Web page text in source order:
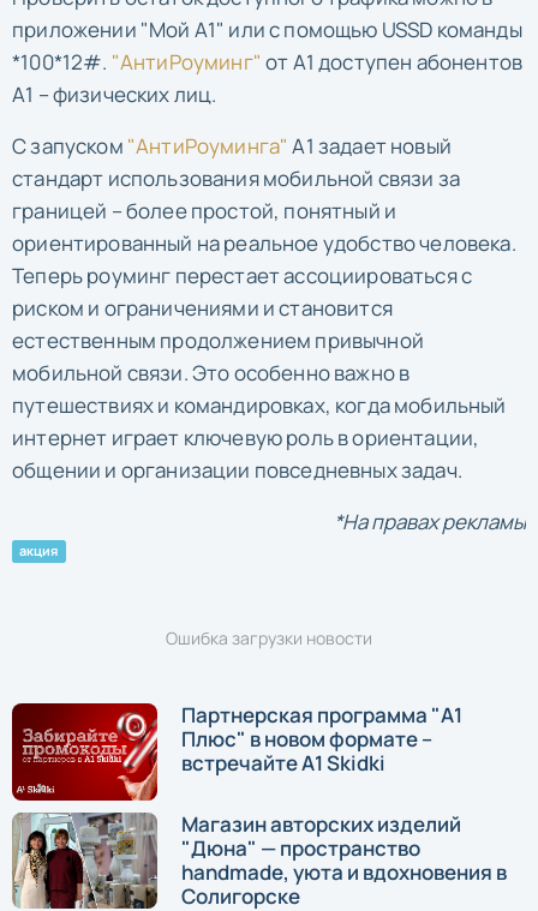
приложении "Мой А1" или с помощью USSD команды
*100*12#. "АнтиРоуминг" от А1 доступен абонентов
А1 – физических лиц.
С запуском "АнтиРоуминга" A1 задает новый
стандарт использования мобильной связи за
границей – более простой, понятный и
ориентированный на реальное удобство человека.
Теперь роуминг перестает ассоциироваться с
риском и ограничениями и становится
естественным продолжением привычной
мобильной связи. Это особенно важно в
путешествиях и командировках, когда мобильный
интернет играет ключевую роль в ориентации,
общении и организации повседневных задач.
*На правах рекламы
акция
Ошибка загрузки новости
Партнерская программа "А1
Плюс" в новом формате –
встречайте A1 Skidki
Магазин авторских изделий
"Дюна" — пространство
handmade, уюта и вдохновения в
Солигорске